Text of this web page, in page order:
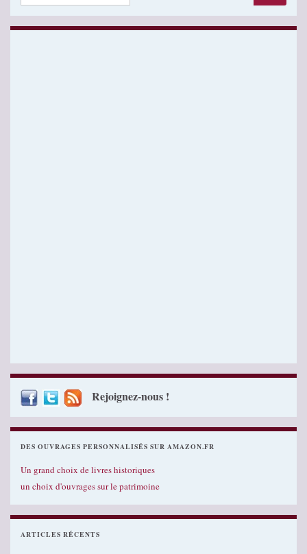
Rejoignez-nous !
DES OUVRAGES PERSONNALISÉS SUR AMAZON.FR
Un grand choix de livres historiques
un choix d'ouvrages sur le patrimoine
ARTICLES RÉCENTS